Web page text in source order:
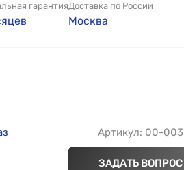
гарантияДоставка по России
Москва
Артикул: 00-
ЗАДАТЬ ВОПРОС